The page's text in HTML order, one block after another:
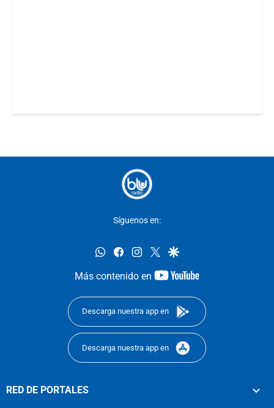
Síguenos en:
whatsappfacebookinstagram
twittergoogle
Más contenido en
youtube-
Descarga nuestra app en
Descarga nuestra app en
RED DE PORTALES